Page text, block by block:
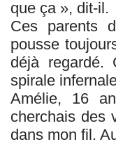
que ça », dit-il.
Ces parents
pousse
déjà regardé.
spirale
Amélie, 16
cherchais des
dans mon fil.